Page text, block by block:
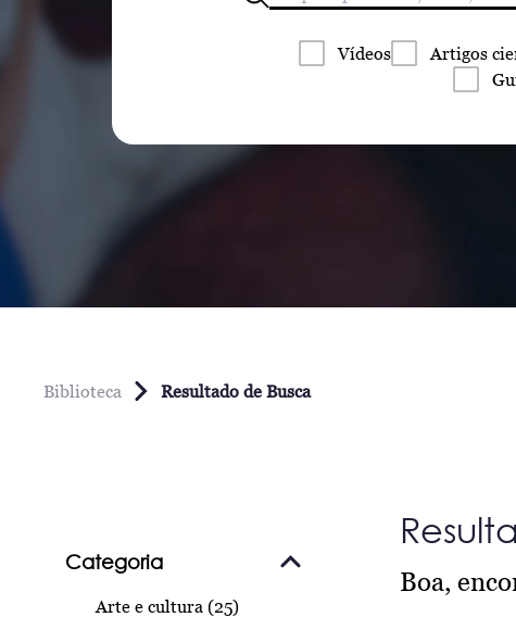
Vídeos Artigos
Biblioteca Resultado de Busca
Categoria
Arte e cultura (25)
Boa,